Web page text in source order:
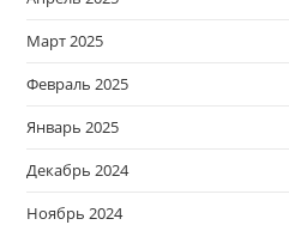
Март 2025
Февраль 2025
Январь 2025
Декабрь 2024
Ноябрь 2024